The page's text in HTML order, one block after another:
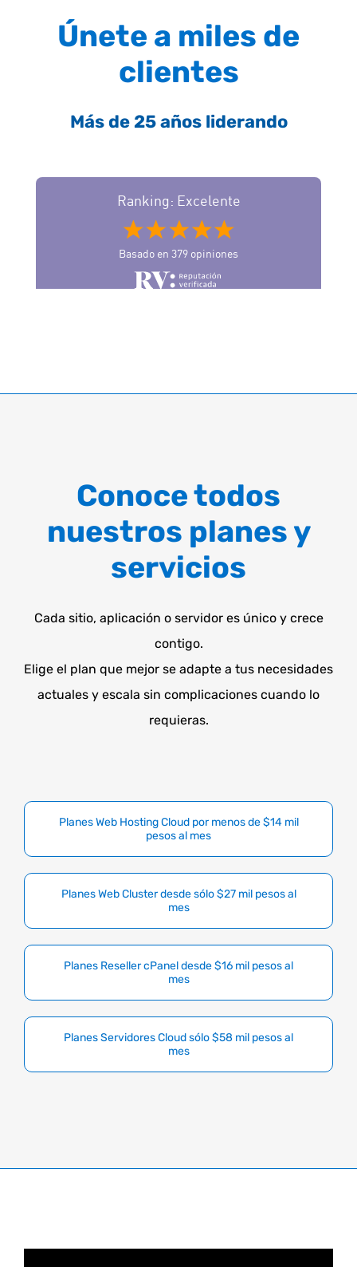
Únete a miles de
clientes
Más de 25 años liderando
Conoce todos
nuestros planes y
servicios
Cada sitio, aplicación o servidor es único y crece
contigo.
Elige el plan que mejor se adapte a tus necesidades
actuales y escala sin complicaciones cuando lo
requieras.
Planes Web Hosting Cloud por menos de $14 mil
pesos al mes
Planes Web Cluster desde sólo $27 mil pesos al
mes
Planes Reseller cPanel desde $16 mil pesos al
mes
Planes Servidores Cloud sólo $58 mil pesos al
mes